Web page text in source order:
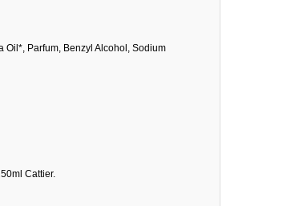
Oil*, Parfum, Benzyl Alcohol, Sodium
Cattier.